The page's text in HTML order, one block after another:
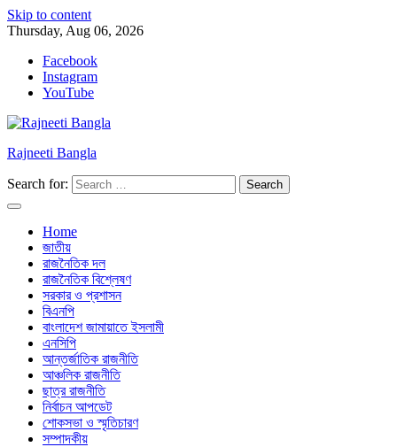
Skip to content
Thursday, Aug 06, 2026
Facebook
Instagram
YouTube
Rajneeti Bangla
Search for:
Home
জাতীয়
রাজনৈতিক দল
রাজনৈতিক বিশ্লেষণ
সরকার ও প্রশাসন
বিএনপি
বাংলাদেশ জামায়াতে ইসলামী
এনসিপি
আন্তর্জাতিক রাজনীতি
আঞ্চলিক রাজনীতি
ছাত্র রাজনীতি
নির্বাচন আপডেট
শোকসভা ও স্মৃতিচারণ
সম্পাদকীয়